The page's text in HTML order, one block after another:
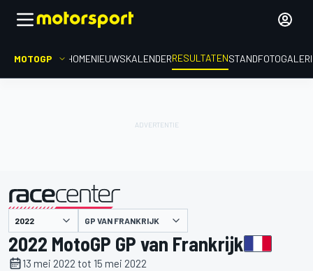
MOTOGP HOMENIEUWSKALENDERRESULTATENSTAND
gepresenteerd door GP VAN FRANKRIJK
2022 MotoGP GP van Frankrijk
13 mei 2022 tot 15 mei 2022